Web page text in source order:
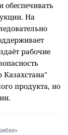
обеспечивать
На
рабочие
продукта, но